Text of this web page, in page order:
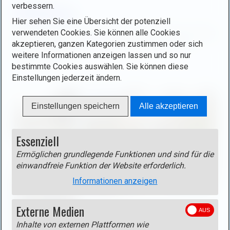
Wildenburg
Wildenburg gehört zu der Gemeinde Hellenthal. Die Burg
aus dem Anfang des 13. Jahrhunderts ist niemals
zerstört worden.
verbessern.
Hier sehen Sie eine Übersicht der potenziell
verwendeten Cookies. Sie können alle Cookies
akzeptieren, ganzen Kategorien zustimmen oder sich
weitere Informationen anzeigen lassen und so nur
bestimmte Cookies auswählen. Sie können diese
Einstellungen jederzeit ändern.
Einstellungen speichern Alle akzeptieren
Essenziell
Ermöglichen grundlegende Funktionen und sind für die
einwandfreie Funktion der Website erforderlich.
Informationen anzeigen
Externe Medien
Inhalte von externen Plattformen wie